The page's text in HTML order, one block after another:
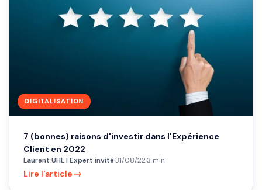
DIGITALISATION
7 (bonnes) raisons d'investir dans l'Expérience
Client en 2022
Laurent UHL | Expert invité·31/08/22·3 min
Lire l'article→